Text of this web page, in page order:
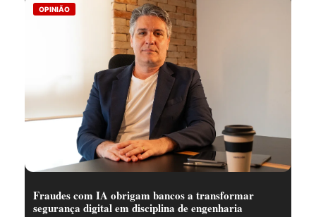
OPINIÃO
Fraudes com IA obrigam bancos a transformar
segurança digital em disciplina de engenharia